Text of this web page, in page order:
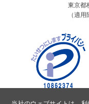
東京都
（適